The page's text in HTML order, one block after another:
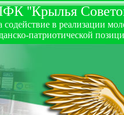
''Крылья
в реализации
патриотической